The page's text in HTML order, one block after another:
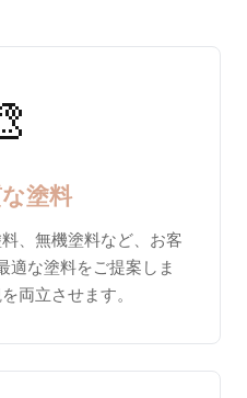
塗料
、無機塗料など、お客
適な塗料をご提案しま
両立させます。